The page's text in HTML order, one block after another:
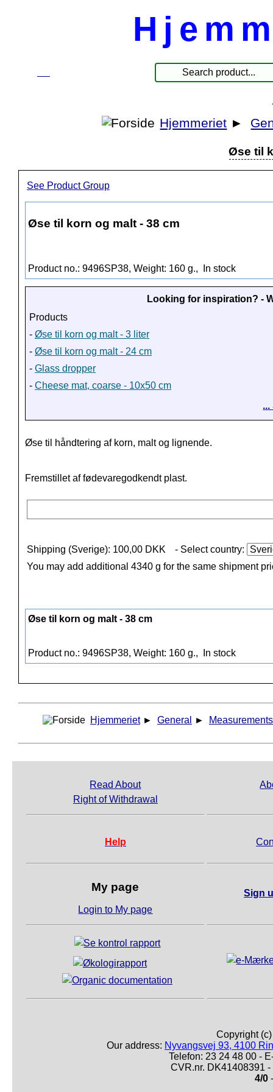
Hjemmeriet ►
Øse til
See Product Group
Øse til korn og malt - 38 cm
Product no.: 9496SP38, Weight: 160 g., In stock
Looking for inspiration? -
Products
- Øse til korn og malt - 3 liter
- Øse til korn og malt - 24 cm
- Glass dropper
- Cheese mat, coarse - 10x50 cm
Øse til håndtering af korn, malt og lignende.
Fremstillet af fødevaregodkendt plast.
Shipping (Sverige): 100,00 DKK
- Select country:
You may add additional 4340 g for the same shipment
Øse til korn og malt - 38 cm
Product no.: 9496SP38, Weight: 160 g., In stock
Hjemmeriet ► General ► Measurements
Read About
Right of Withdrawal
Help
My page
Login to My page
Sign
Copyright
Our address: Nyvangsvej 93, 4100
Telefon: 23 24 48 00 -
CVR.nr. DK41408391
4/0